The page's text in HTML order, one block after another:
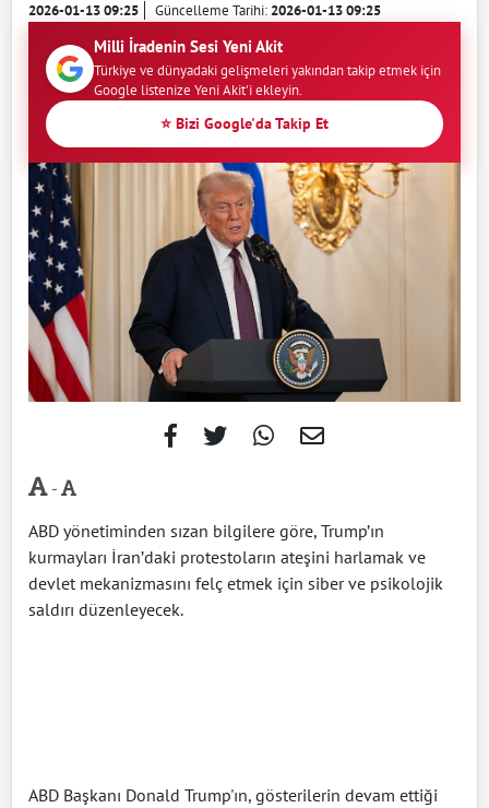
2026-01-13 09:25 Güncelleme Tarihi:2026-01-13 09:25
Milli İradenin Sesi Yeni Akit
Türkiye ve dünyadaki gelişmeleri yakından takip etmek için
Google listenize Yeni Akit'i ekleyin.
⭐ Bizi Google'da Takip Et
-
ABD yönetiminden sızan bilgilere göre, Trump’ın
kurmayları İran’daki protestoların ateşini harlamak ve
devlet mekanizmasını felç etmek için siber ve psikolojik
saldırı düzenleyecek.
ABD Başkanı Donald Trump'ın, gösterilerin devam ettiği